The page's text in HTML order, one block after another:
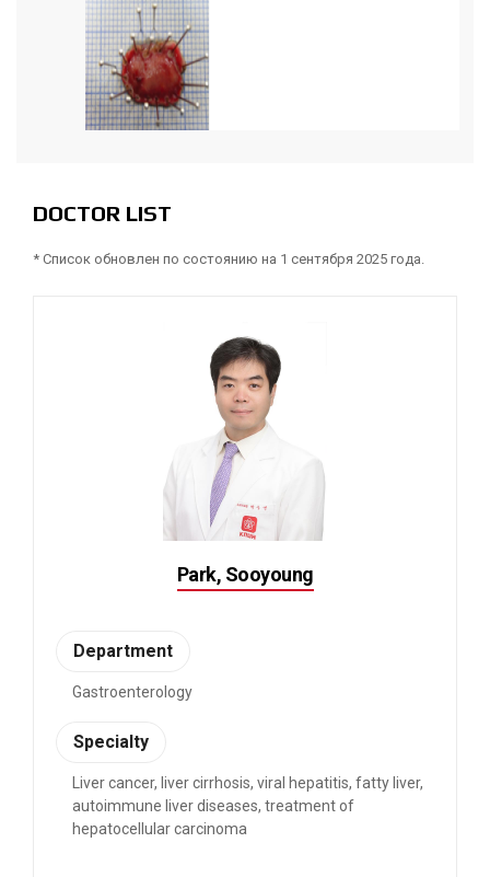
DOCTOR LIST
* Список обновлен по состоянию на 1 сентября 2025 года.
Park, Sooyoung
Department
Gastroenterology
Specialty
Liver cancer, liver cirrhosis, viral hepatitis, fatty liver,
autoimmune liver diseases, treatment of
hepatocellular carcinoma